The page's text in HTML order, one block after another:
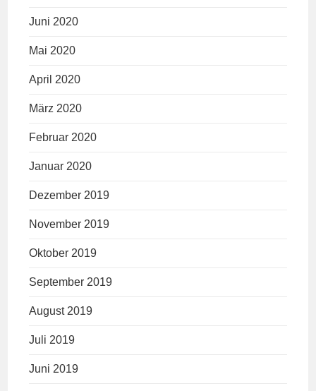
Juni 2020
Mai 2020
April 2020
März 2020
Februar 2020
Januar 2020
Dezember 2019
November 2019
Oktober 2019
September 2019
August 2019
Juli 2019
Juni 2019